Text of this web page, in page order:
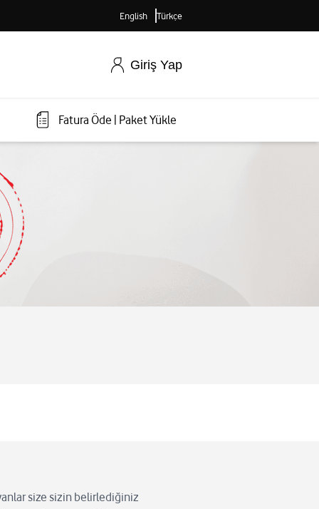
English Türkçe
Giriş Yap
Fatura Öde Paket Yükle
size sizin belirlediğiniz